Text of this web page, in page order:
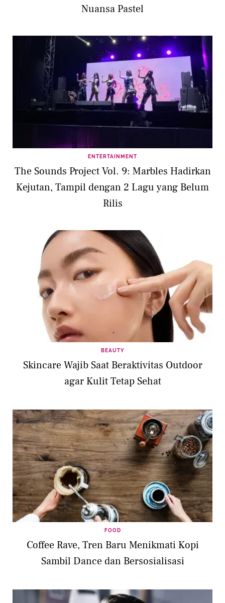
Nuansa Pastel
ENTERTAINMENT
The Sounds Project Vol. 9: Marbles Hadirkan
Kejutan, Tampil dengan 2 Lagu yang Belum
Rilis
BEAUTY
Skincare Wajib Saat Beraktivitas Outdoor
agar Kulit Tetap Sehat
FOOD
Coffee Rave, Tren Baru Menikmati Kopi
Sambil Dance dan Bersosialisasi